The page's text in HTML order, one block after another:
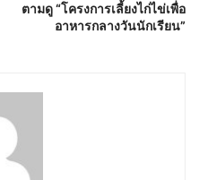
ตามดู “โครงการเลี้ยงไก่ไข่เพื่อ
อาหารกลางวันนักเรียน”